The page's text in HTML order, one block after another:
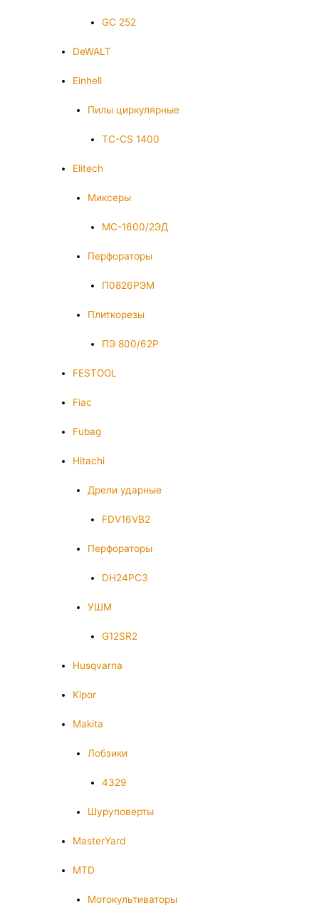
GC 252
DeWALT
Einhell
Пилы циркулярные
TC-CS 1400
Elitech
Миксеры
МС-1600/2ЭД
Перфораторы
П0826РЭМ
Плиткорезы
ПЭ 800/62Р
FESTOOL
Fiac
Fubag
Hitachi
Дрели ударные
FDV16VB2
Перфораторы
DH24PC3
УШМ
G12SR2
Husqvarna
Kipor
Makita
Лобзики
4329
Шуруповерты
MasterYard
MTD
Мотокультиваторы